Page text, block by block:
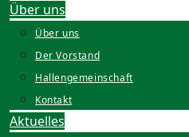
Über uns
Über uns
Der Vorstand
Hallengemeinschaft
Kontakt
Aktuelles